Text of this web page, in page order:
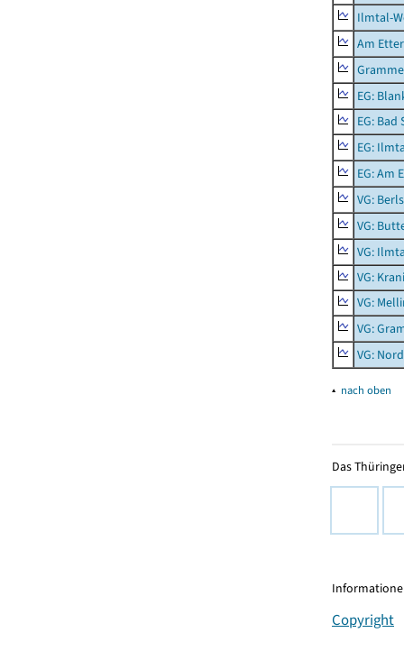
Ilmtal-
Am
EG:
EG: Bad
EG:
EG: Am
VG:
VG:
VG:
VG:
VG:
VG:
VG:
▴ nach oben
Das
Copyright